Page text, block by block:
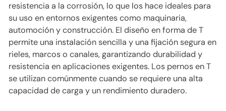
resistencia a la corrosión, lo que los hace ideales para
su uso en entornos exigentes como maquinaria,
automoción y construcción. El diseño en forma de T
permite una instalación sencilla y una fijación segura en
rieles, marcos o canales, garantizando durabilidad y
resistencia en aplicaciones exigentes. Los pernos en T
se utilizan comúnmente cuando se requiere una alta
capacidad de carga y un rendimiento duradero.